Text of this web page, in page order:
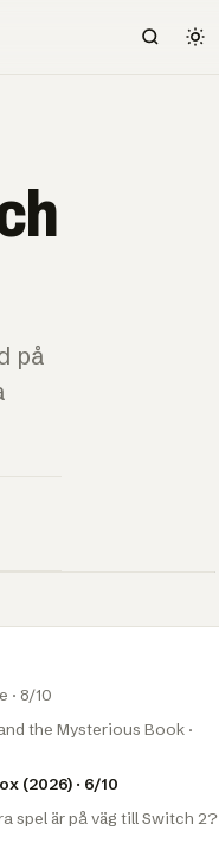
på
· 8/10
the Mysterious Book ·
(2026) · 6/10
spel är på väg till Switch 2?